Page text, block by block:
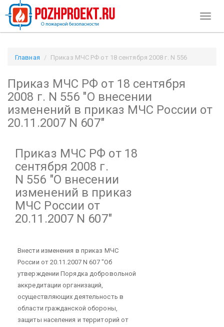
Главная
Приказ МЧС РФ от 18 сентября 2008 г. N 556
N 607" / Pozhproekt.ru
Приказ МЧС РФ от 18 сентября
2008 г. N 556 "О внесении
изменений в приказ МЧС России от
20.11.2007 N 607"
Приказ МЧС РФ от 18
сентября 2008 г.
N 556 "О внесении
изменений в приказ
МЧС России от
20.11.2007 N 607"
Внести изменения в приказ МЧС
России от 20.11.2007 N 607 "Об
утверждении Порядка добровольной
аккредитации организаций,
осуществляющих деятельность в
области гражданской обороны,
защиты населения и территорий от